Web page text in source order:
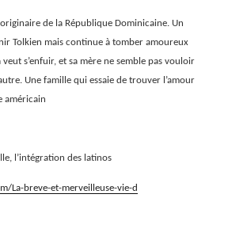
de la République Dominicaine. Un
Tolkien mais continue à tomber amoureux
s’enfuir, et sa mère ne semble pas vouloir
Une famille qui essaie de trouver l’amour
américain
l’intégration des latinos
La-breve-et-merveilleuse-vie-d